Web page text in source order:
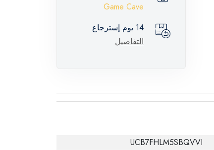
Game Cave
14 يوم إسترجاع
التفاصيل
UCB7FHLM5SBQVVI